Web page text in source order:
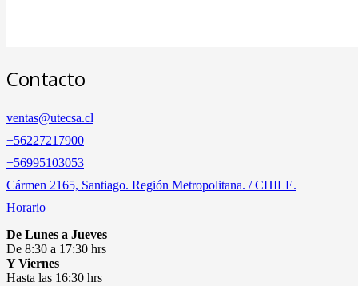
Contacto
ventas@utecsa.cl
+56227217900
‎+56995103053
Cármen 2165, Santiago. Región Metropolitana. / CHILE.
Horario
De Lunes a Jueves
De 8:30 a 17:30 hrs
Y Viernes
Hasta las 16:30 hrs